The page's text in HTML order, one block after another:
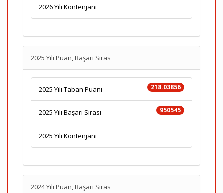
2026 Yılı Kontenjanı
2025 Yılı Puan, Başarı Sırası
218.03856
2025 Yılı Taban Puanı
950545
2025 Yılı Başarı Sırası
2025 Yılı Kontenjanı
2024 Yılı Puan, Başarı Sırası